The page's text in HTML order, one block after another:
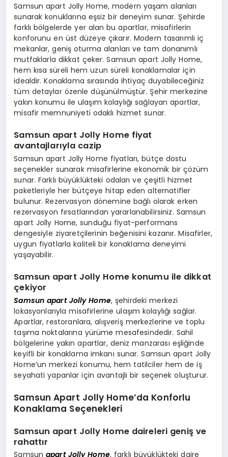
DÜNYA
SAĞLIK
EĞITIM
Samsun apart Jolly Home, modern yaşam alanları
sunarak konuklarına eşsiz bir deneyim sunar. Şehirde
farklı bölgelerde yer alan bu apartlar, misafirlerin
konforunu en üst düzeye çıkarır. Modern tasarımlı iç
mekanlar, geniş oturma alanları ve tam donanımlı
mutfaklarla dikkat çeker. Samsun apart Jolly Home,
hem kısa süreli hem uzun süreli konaklamalar için
idealdir. Konaklama sırasında ihtiyaç duyabileceğiniz
tüm detaylar özenle düşünülmüştür. Şehir merkezine
yakın konumu ile ulaşım kolaylığı sağlayan apartlar,
misafir memnuniyeti odaklı hizmet sunar.
Samsun apart Jolly Home fiyat
avantajlarıyla cazip
Samsun apart Jolly Home fiyatları, bütçe dostu
seçenekler sunarak misafirlerine ekonomik bir çözüm
sunar. Farklı büyüklükteki odaları ve çeşitli hizmet
paketleriyle her bütçeye hitap eden alternatifler
bulunur. Rezervasyon dönemine bağlı olarak erken
rezervasyon fırsatlarından yararlanabilirsiniz. Samsun
apart Jolly Home, sunduğu fiyat-performans
dengesiyle ziyaretçilerinin beğenisini kazanır. Misafirler,
uygun fiyatlarla kaliteli bir konaklama deneyimi
yaşayabilir.
Samsun apart Jolly Home konumu ile dikkat
çekiyor
Samsun apart Jolly Home, şehirdeki merkezi
lokasyonlarıyla misafirlerine ulaşım kolaylığı sağlar.
Apartlar, restoranlara, alışveriş merkezlerine ve toplu
taşıma noktalarına yürüme mesafesindedir. Sahil
bölgelerine yakın apartlar, deniz manzarası eşliğinde
keyifli bir konaklama imkanı sunar. Samsun apart Jolly
Home’un merkezi konumu, hem tatilciler hem de iş
seyahati yapanlar için avantajlı bir seçenek oluşturur.
Samsun Apart Jolly Home’da Konforlu
Konaklama Seçenekleri
Samsun apart Jolly Home daireleri geniş ve
rahattır
Samsunapart Jolly Home, farklı büyüklükteki daire